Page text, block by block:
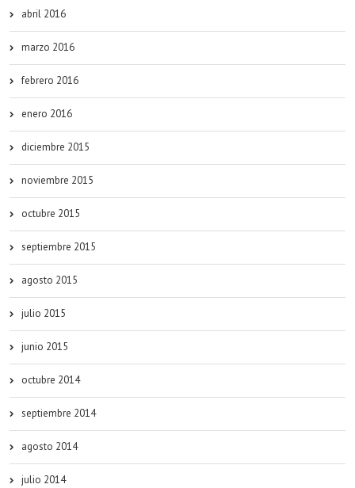
abril 2016
marzo 2016
febrero 2016
enero 2016
diciembre 2015
noviembre 2015
octubre 2015
septiembre 2015
agosto 2015
julio 2015
junio 2015
octubre 2014
septiembre 2014
agosto 2014
julio 2014